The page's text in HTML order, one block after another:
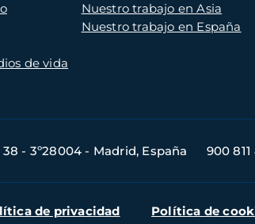
de vida
Nuestro trabajo en Asia
Nuestro trabajo en España
- 3º28004 - Madrid, España 900
de privacidad Política de